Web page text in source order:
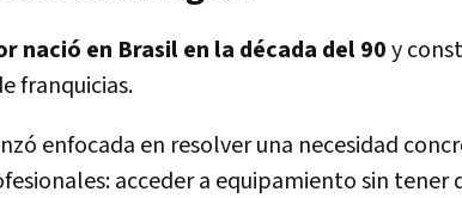
nació en Brasil en la década del 90y
franquicias.
enfocada en resolver una necesidad
acceder a equipamiento sin tener